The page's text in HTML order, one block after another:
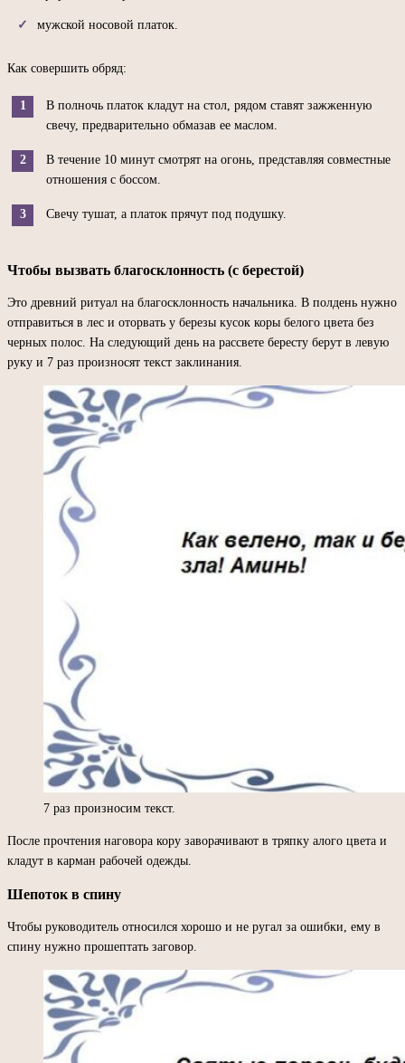
мужской носовой платок.
Как совершить обряд:
В полночь платок кладут на стол, рядом ставят зажженную
свечу, предварительно обмазав ее маслом.
В течение 10 минут смотрят на огонь, представляя совместные
отношения с боссом.
Свечу тушат, а платок прячут под подушку.
Чтобы вызвать благосклонность (с берестой)
Это древний ритуал на благосклонность начальника. В полдень нужно
отправиться в лес и оторвать у березы кусок коры белого цвета без
черных полос. На следующий день на рассвете бересту берут в левую
руку и 7 раз произносят текст заклинания.
7 раз произносим текст.
После прочтения наговора кору заворачивают в тряпку алого цвета и
кладут в карман рабочей одежды.
Шепоток в спину
Чтобы руководитель относился хорошо и не ругал за ошибки, ему в
спину нужно прошептать заговор.